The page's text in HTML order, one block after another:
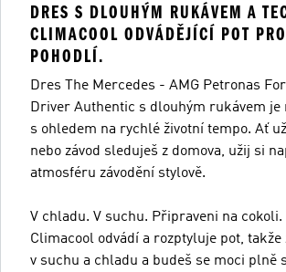
DRES S DLOUHÝM RUKÁVEM A
CLIMACOOL ODVÁDĚJÍCÍ POT
POHODLÍ.
Dres The Mercedes - AMG Petronas
Driver Authentic s dlouhým rukávem je
s ohledem na rychlé životní tempo. Ať
nebo závod sleduješ z domova, užij si
atmosféru závodění stylově.
V chladu. V suchu. Připraveni na cokoli.
Climacool odvádí a rozptyluje pot, takže
v suchu a chladu a budeš se moci plně